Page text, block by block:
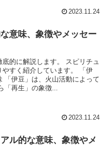
2023.11.24
意味、象徴やメッセー
的に解説します。 スピリチュ
すく紹介しています。 「伊
「伊豆」は、火山活動によって
再生」の象徴...
2023.11.24
ル的な意味、象徴やメ